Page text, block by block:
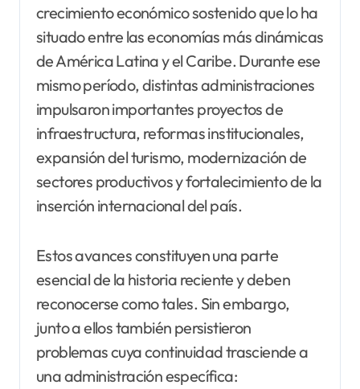
crecimiento económico sostenido que lo ha
situado entre las economías más dinámicas
de América Latina y el Caribe. Durante ese
mismo período, distintas administraciones
impulsaron importantes proyectos de
infraestructura, reformas institucionales,
expansión del turismo, modernización de
sectores productivos y fortalecimiento de la
inserción internacional del país.
Estos avances constituyen una parte
esencial de la historia reciente y deben
reconocerse como tales. Sin embargo,
junto a ellos también persistieron
problemas cuya continuidad trasciende a
una administración específica: